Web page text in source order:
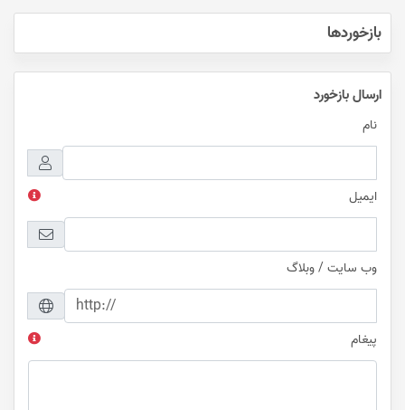
بازخوردها
ارسال بازخورد
نام
ایمیل
وب سایت / وبلاگ
پیغام